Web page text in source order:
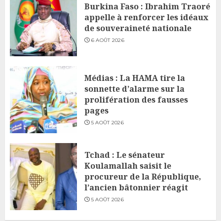
Burkina Faso : Ibrahim Traoré
appelle à renforcer les idéaux
de souveraineté nationale
6 AOÛT 2026
Médias : La HAMA tire la
sonnette d’alarme sur la
prolifération des fausses
pages
5 AOÛT 2026
Tchad : Le sénateur
Koulamallah saisit le
procureur de la République,
l’ancien bâtonnier réagit
5 AOÛT 2026